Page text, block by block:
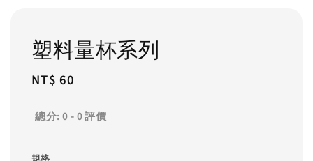
塑料量杯系列
Regular
NT$ 60
總分:0 - 0評價
規格